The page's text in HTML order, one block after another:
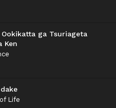
ga Tsuriageta
Ken
Life